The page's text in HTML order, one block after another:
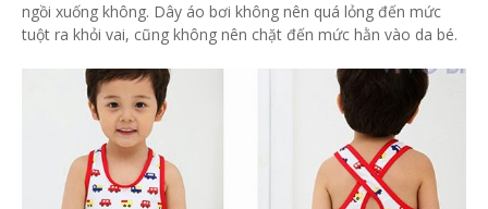
ngồi xuống không. Dây áo bơi không nên quá lỏng đến mức
tuột ra khỏi vai, cũng không nên chặt đến mức hằn vào da bé.